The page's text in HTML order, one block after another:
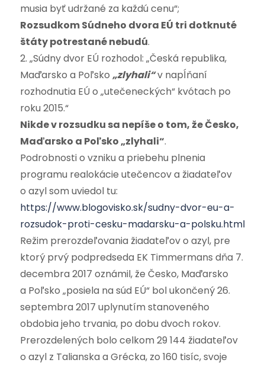
musia byť udržané za každú cenu“;
Rozsudkom Súdneho dvora EÚ tri dotknuté
štáty potrestané nebudú.
2. „Súdny dvor EÚ rozhodol: „Česká republika,
Maďarsko a Poľsko „zlyhali“v napĺňaní
rozhodnutia EÚ o „utečeneckých“ kvótach po
roku 2015.“
Nikde v rozsudku sa nepíše o tom, že Česko,
Maďarsko a Poľsko „zlyhali“.
Podrobnosti o vzniku a priebehu plnenia
programu realokácie utečencov a žiadateľov
o azyl som uviedol tu:
https://www.blogovisko.sk/sudny-dvor-eu-a-
rozsudok-proti-cesku-madarsku-a-polsku.html
Režim prerozdeľovania žiadateľov o azyl, pre
ktorý prvý podpredseda EK Timmermans dňa 7.
decembra 2017 oznámil, že Česko, Maďarsko
a Poľsko „posiela na súd EÚ“ bol ukončený 26.
septembra 2017 uplynutím stanoveného
obdobia jeho trvania, po dobu dvoch rokov.
Prerozdelených bolo celkom 29 144 žiadateľov
o azyl z Talianska a Grécka, zo 160 tisíc, svoje